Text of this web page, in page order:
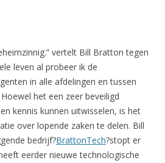
vertelt Bill Bratton tegen
leven al probeer ik de
in alle afdelingen en tussen
het een zeer beveiligd
kennis kunnen uitwisselen, is het
over lopende zaken te delen. Bill
bedrijf?BrattonTech?stopt er
eerder nieuwe technologische